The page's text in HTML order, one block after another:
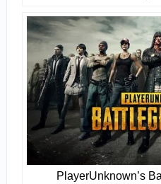
PlayerUnknown’s